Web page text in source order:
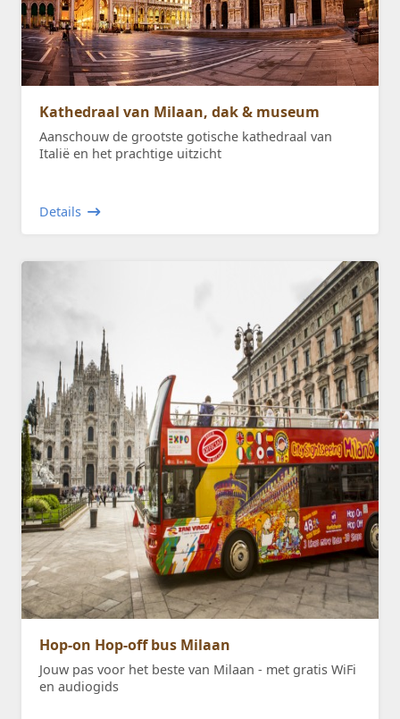
Kathedraal van Milaan, dak & museum
Aanschouw de grootste gotische kathedraal van
Italië en het prachtige uitzicht
Details
Hop-on Hop-off bus Milaan
Jouw pas voor het beste van Milaan - met gratis WiFi
en audiogids